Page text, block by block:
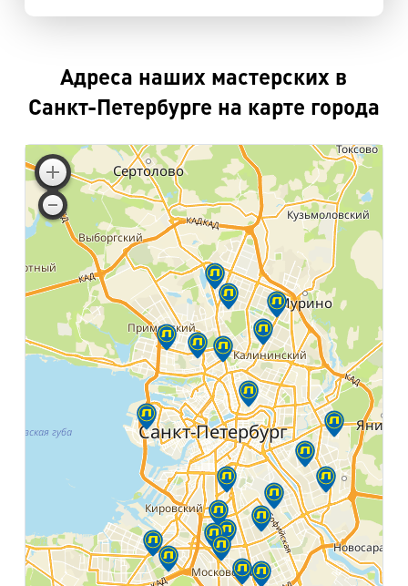
Адреса наших мастерских в
Санкт-Петербурге на карте города